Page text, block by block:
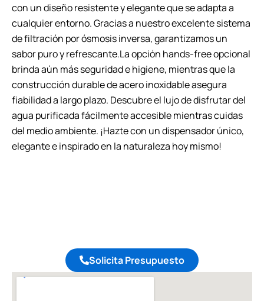
con un diseño resistente y elegante que se adapta a
cualquier entorno. Gracias a nuestro excelente sistema
de filtración por ósmosis inversa, garantizamos un
sabor puro y refrescante.La opción hands-free opcional
brinda aún más seguridad e higiene, mientras que la
construcción durable de acero inoxidable asegura
fiabilidad a largo plazo. Descubre el lujo de disfrutar del
agua purificada fácilmente accesible mientras cuidas
del medio ambiente. ¡Hazte con un dispensador único,
elegante e inspirado en la naturaleza hoy mismo!
Solicita Presupuesto